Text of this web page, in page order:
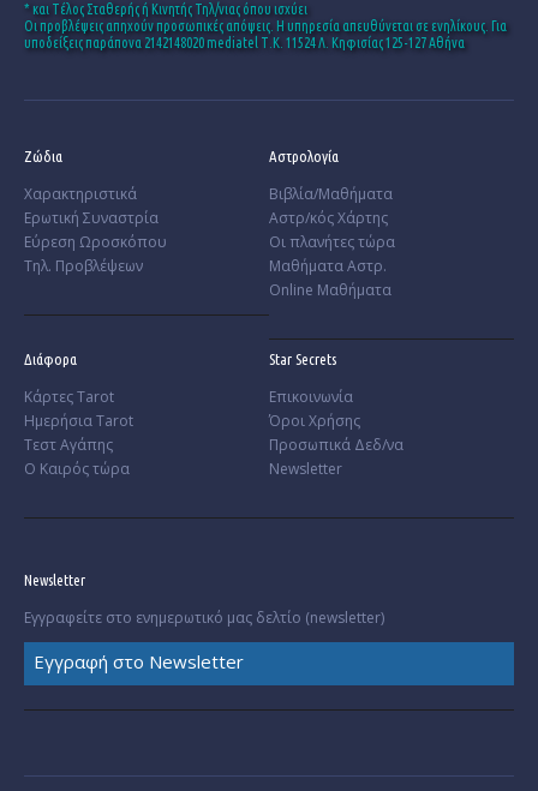
* και Tέλος Σταθερής ή Κινητής Τηλ/νιας όπου ισχύει
Οι προβλέψεις απηχούν προσωπικές απόψεις. Η υπηρεσία απευθύνεται σε ενηλίκους. Για
υποδείξεις παράπονα 2142148020 mediatel Τ.Κ. 11524 Λ. Κηφισίας 125-127 Αθήνα
Ζώδια
Χαρακτηριστικά
­Ερωτική Συναστρία
­Εύρεση Ωροσκόπου
Τηλ. Προβλέψεων
Αστρολογία
Βιβλία/Μαθήματα
Αστρ/κός Χάρτης
Οι πλανήτες τώρα
Μαθήματα Αστρ.
Online Μαθήματα
Διάφορα
Κάρτες Tarot
Ημερήσια Tarot
Τεστ Αγάπης
Ο Καιρός τώρα
Star Secrets
Επικοινωνία
Όροι Χρήσης
Προσωπικά Δεδ/να
Newsletter
Newsletter
Εγγραφείτε στο ενημερωτικό μας δελτίο (newsletter)
Εγγραφή στο Newsletter